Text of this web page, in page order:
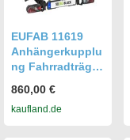
EUFAB 11619
Anhängerkupplu
ng Fahrradträger
Max
860,00 €
kaufland.de